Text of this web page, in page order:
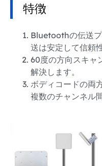
特徴
Bluetoothの伝送
送は安定して信頼
60度の方向スキャ
解決します。
ボディコードの両
複数のチャンネル